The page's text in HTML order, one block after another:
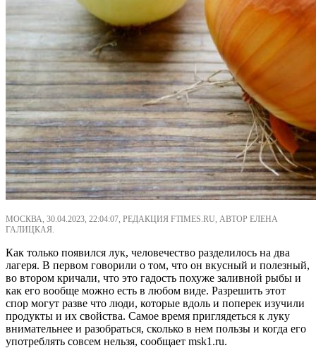
МОСКВА, 30.04.2023, 22:04:07, РЕДАКЦИЯ FTIMES.RU, АВТОР ЕЛЕНА
ГАЛИЦКАЯ.
Как только появился лук, человечество разделилось на два
лагеря. В первом говорили о том, что он вкусный и полезный,
во втором кричали, что это гадость похуже заливной рыбы и
как его вообще можно есть в любом виде. Разрешить этот
спор могут разве что люди, которые вдоль и поперек изучили
продукты и их свойства. Самое время приглядеться к луку
внимательнее и разобраться, сколько в нем пользы и когда его
употреблять совсем нельзя, сообщает msk1.ru.